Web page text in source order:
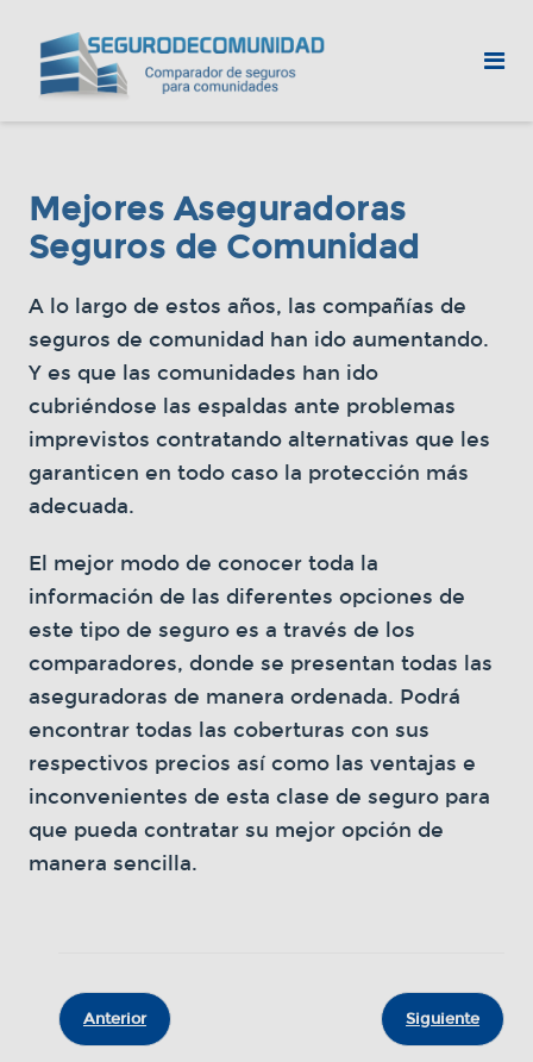
Mejores Aseguradoras
Seguros de Comunidad
A lo largo de estos años, las compañías de
seguros de comunidad han ido aumentando.
Y es que las comunidades han ido
cubriéndose las espaldas ante problemas
imprevistos contratando alternativas que les
garanticen en todo caso la protección más
adecuada.
El mejor modo de conocer toda la
información de las diferentes opciones de
este tipo de seguro es a través de los
comparadores, donde se presentan todas las
aseguradoras de manera ordenada. Podrá
encontrar todas las coberturas con sus
respectivos precios así como las ventajas e
inconvenientes de esta clase de seguro para
que pueda contratar su mejor opción de
manera sencilla.
Anterior Siguiente